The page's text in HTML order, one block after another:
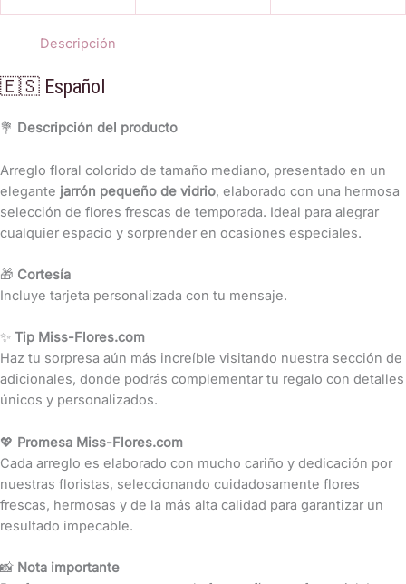
Descripción
🇪🇸 Español
💐 Descripción del producto
Arreglo floral colorido de tamaño mediano, presentado en un
elegante jarrón pequeño de vidrio, elaborado con una hermosa
selección de flores frescas de temporada. Ideal para alegrar
cualquier espacio y sorprender en ocasiones especiales.
🎁 Cortesía
Incluye tarjeta personalizada con tu mensaje.
✨ Tip Miss-Flores.com
Haz tu sorpresa aún más increíble visitando nuestra sección de
adicionales, donde podrás complementar tu regalo con detalles
únicos y personalizados.
💖 Promesa Miss-Flores.com
Cada arreglo es elaborado con mucho cariño y dedicación por
nuestras floristas, seleccionando cuidadosamente flores
frescas, hermosas y de la más alta calidad para garantizar un
resultado impecable.
📸 Nota importante